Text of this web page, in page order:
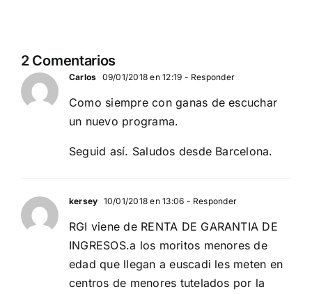
EUROPA
ESPAÑA
2 Comentarios
Carlos 09/01/2018 en 12:19 - Responder
Como siempre con ganas de escuchar
un nuevo programa.
Seguid así. Saludos desde Barcelona.
kersey 10/01/2018 en 13:06 - Responder
RGI viene de RENTA DE GARANTIA DE
INGRESOS.a los moritos menores de
edad que llegan a euscadi les meten en
centros de menores tutelados por la